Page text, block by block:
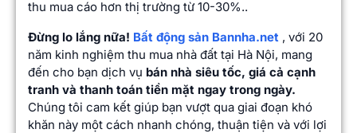
thu mua cáo hơn thị trường từ 10-30%..
Đừng lo lắng nữa! Bất động sản Bannha.net , với 20
năm kinh nghiệm thu mua nhà đất tại Hà Nội, mang
đến cho bạn dịch vụ bán nhà siêu tốc, giá cả cạnh
tranh và thanh toán tiền mặt ngay trong ngày.
Chúng tôi cam kết giúp bạn vượt qua giai đoạn khó
khăn này một cách nhanh chóng, thuận tiện và với lợi